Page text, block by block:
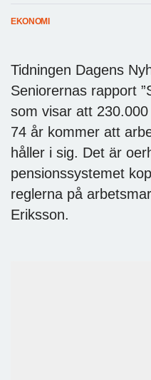
EKONOMI
Tidningen Dagens
Seniorernas rapport
som visar att
74 år kommer att
håller i sig. Det är
pensionssystemet
reglerna på
Eriksson.